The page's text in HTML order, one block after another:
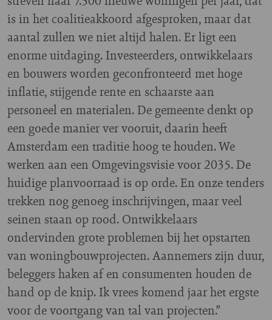
is in het coalitieakkoord afgesproken, maar dat
aantal zullen we niet altijd halen. Er ligt een
enorme uitdaging. Investeerders, ontwikkelaars
en bouwers worden geconfronteerd met hoge
inflatie, stijgende rente en schaarste aan
personeel en materialen. De gemeente denkt op
een goede manier ver vooruit, daarin heeft
Amsterdam een traditie hoog te houden. We
werken aan een Omgevingsvisie voor 2035. De
huidige planvoorraad is op orde. En onze tenders
trekken nog genoeg inschrijvingen, maar veel
seinen staan op rood. Ontwikkelaars
ondervinden grote problemen bij het opstarten
van woningbouwprojecten. Aannemers zijn duur,
beleggers haken af en consumenten houden de
hand op de knip. Ik vrees komend jaar het ergste
voor de voortgang van tal van projecten.”